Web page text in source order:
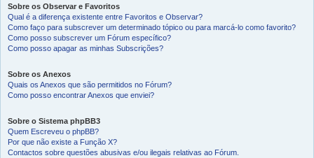
Sobre os Observar e Favoritos
Qual é a diferença existente entre Favoritos e Observar?
Como faço para subscrever um determinado tópico ou para marcá-lo como favorito?
Como posso subscrever um Fórum específico?
Como posso apagar as minhas Subscrições?
Sobre os Anexos
Quais os Anexos que são permitidos no Fórum?
Como posso encontrar Anexos que enviei?
Sobre o Sistema phpBB3
Quem Escreveu o phpBB?
Por que não existe a Função X?
Contactos sobre questões abusivas e/ou ilegais relativas ao Fórum.